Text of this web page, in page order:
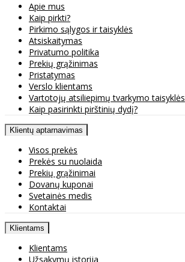
Apie mus
Kaip pirkti?
Pirkimo sąlygos ir taisyklės
Atsiskaitymas
Privatumo politika
Prekių grąžinimas
Pristatymas
Verslo klientams
Vartotojų atsiliepimų tvarkymo taisyklės
Kaip pasirinkti pirštinių dydį?
Klientų aptarnavimas
Visos prekės
Prekės su nuolaida
Prekių grąžinimai
Dovanų kuponai
Svetainės medis
Kontaktai
Klientams
Klientams
Užsakymų istorija